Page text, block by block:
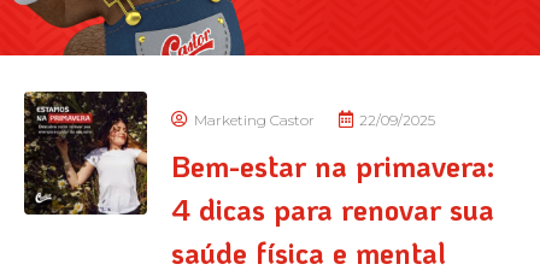
Marketing Castor 22/09/2025
Bem-estar na primavera:
4 dicas para renovar sua
saúde física e mental